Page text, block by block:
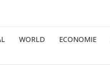
WORLD ECONOMIE